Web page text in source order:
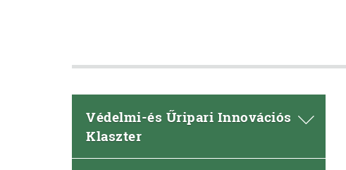
Védelmi-és Űripari Innovációs
Klaszter